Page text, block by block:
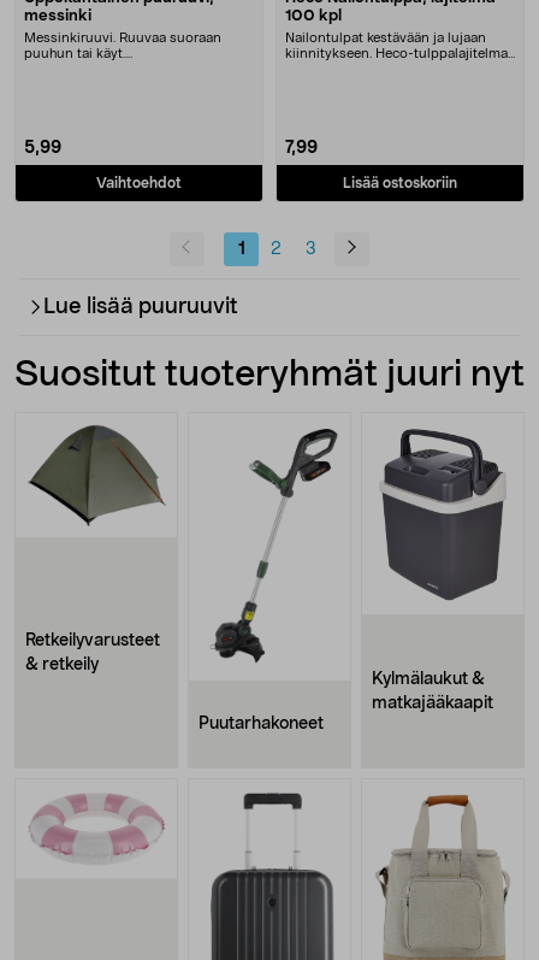
messinki
Messinkiruuvi. Ruuvaa suoraan
puuhun tai käyt....
5,99
Vaihtoehdot
100 kpl
Nailontulpat kestävään ja lujaan
kiinnitykseen. Heco-tulppalajitelma
7,99
Lisää ostoskoriin
1 2 3
Lue lisää puuruuvit
Suositut tuoteryhmät juuri nyt
Retkeilyvarusteet
& retkeily
Puutarhakoneet
Kylmälaukut &
matkajääkaapit